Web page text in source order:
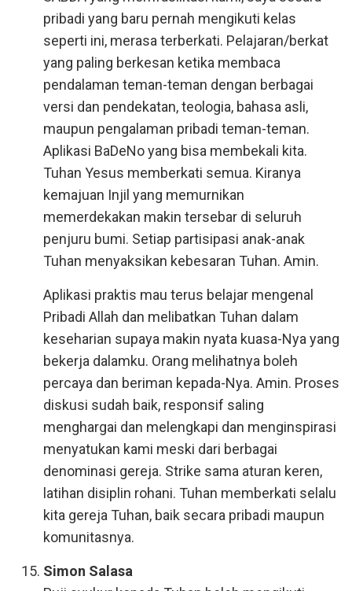
pribadi yang baru pernah mengikuti kelas
seperti ini, merasa terberkati. Pelajaran/berkat
yang paling berkesan ketika membaca
pendalaman teman-teman dengan berbagai
versi dan pendekatan, teologia, bahasa asli,
maupun pengalaman pribadi teman-teman.
Aplikasi BaDeNo yang bisa membekali kita.
Tuhan Yesus memberkati semua. Kiranya
kemajuan Injil yang memurnikan
memerdekakan makin tersebar di seluruh
penjuru bumi. Setiap partisipasi anak-anak
Tuhan menyaksikan kebesaran Tuhan. Amin.
Aplikasi praktis mau terus belajar mengenal
Pribadi Allah dan melibatkan Tuhan dalam
keseharian supaya makin nyata kuasa-Nya yang
bekerja dalamku. Orang melihatnya boleh
percaya dan beriman kepada-Nya. Amin. Proses
diskusi sudah baik, responsif saling
menghargai dan melengkapi dan menginspirasi
menyatukan kami meski dari berbagai
denominasi gereja. Strike sama aturan keren,
latihan disiplin rohani. Tuhan memberkati selalu
kita gereja Tuhan, baik secara pribadi maupun
komunitasnya.
Simon Salasa